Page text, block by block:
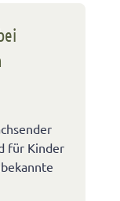
für Kinder